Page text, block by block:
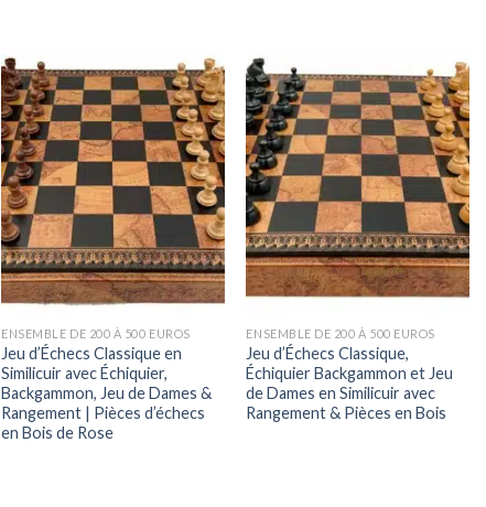
ENSEMBLE DE 200 À 500 EUROS
Jeu d’Échecs Classique en
Similicuir avec Échiquier,
Backgammon, Jeu de Dames &
Rangement | Pièces d’échecs
en Bois de Rose
ENSEMBLE DE 200 À 500 EUROS
Jeu d’Échecs Classique,
Échiquier Backgammon et Jeu
de Dames en Similicuir avec
Rangement & Pièces en Bois